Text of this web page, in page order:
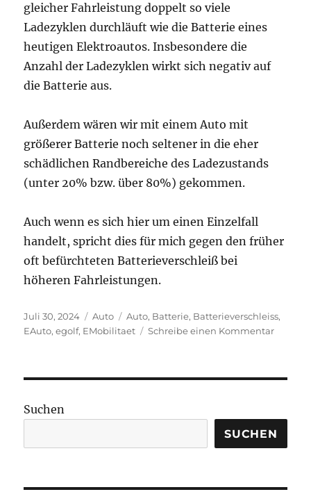
gleicher Fahrleistung doppelt so viele
Ladezyklen durchläuft wie die Batterie eines
heutigen Elektroautos. Insbesondere die
Anzahl der Ladezyklen wirkt sich negativ auf
die Batterie aus.
Außerdem wären wir mit einem Auto mit
größerer Batterie noch seltener in die eher
schädlichen Randbereiche des Ladezustands
(unter 20% bzw. über 80%) gekommen.
Auch wenn es sich hier um einen Einzelfall
handelt, spricht dies für mich gegen den früher
oft befürchteten Batterieverschleiß bei
höheren Fahrleistungen.
Veröffentlicht
am
Juli 30, 2024 Kategorien
Auto Schlagwörter
Auto, Batterie, Batterieverschleiss,
EAuto,egolf, EMobilitaet Schreibe einen Kommentarzu
Suchen
SUCHEN